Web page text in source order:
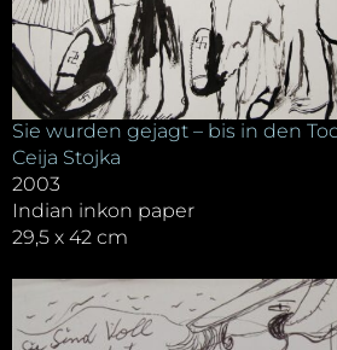
Sie wurden gejagt – bis in den
Ceija Stojka
2003
Indian inkon paper
29,5 x 42 cm